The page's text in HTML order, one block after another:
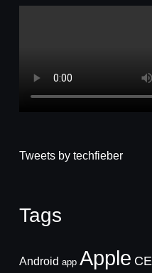
Tweets by techfieber
Tags
Android app Apple